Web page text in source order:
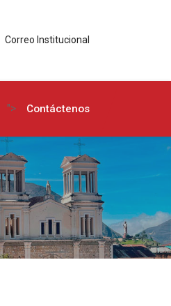
Correo Institucional
"> Contáctenos